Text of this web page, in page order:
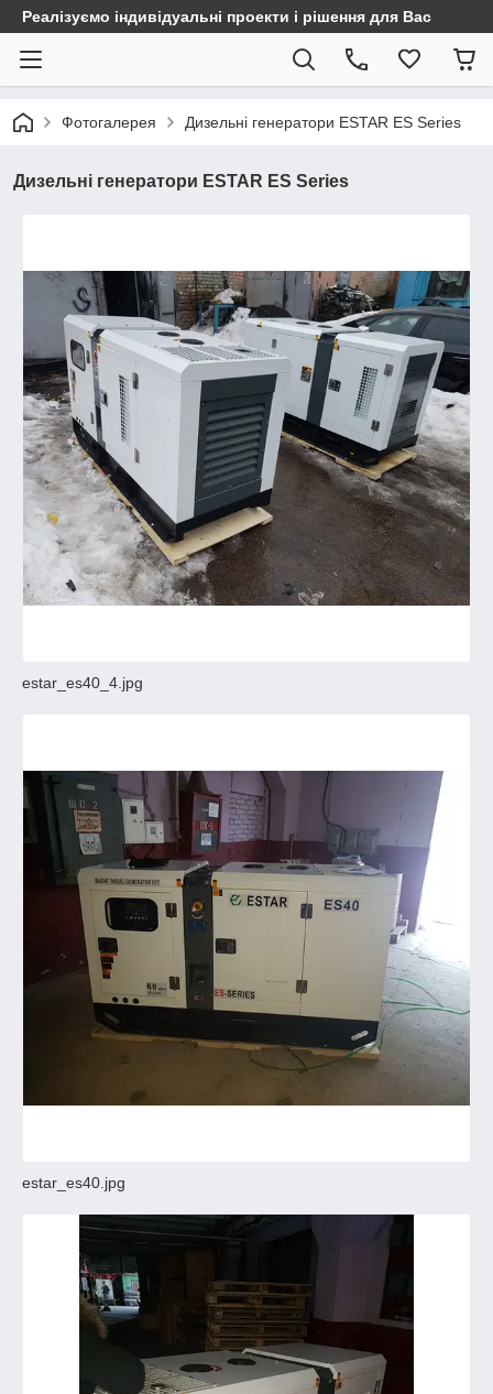
Реалізуємо індивідуальні проекти і рішення для Вас
Фотогалерея Дизельні генератори ESTAR ES Series
Дизельні генератори ESTAR ES Series
estar_es40_4.jpg
estar_es40.jpg